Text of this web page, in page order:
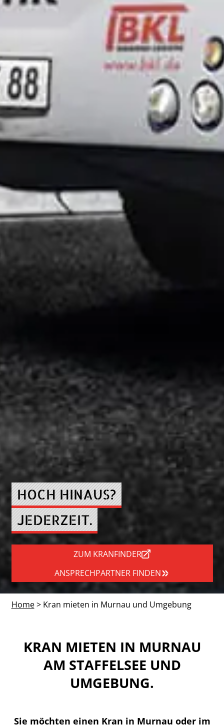
HOCH HINAUS?
JEDERZEIT.
ZUM KRANFINDER
ANSPRECHPARTNER FINDEN
Home> Kran mieten in Murnau und Umgebung
KRAN MIETEN IN MURNAU
AM STAFFELSEE UND
UMGEBUNG.
Sie möchten einen Kran in Murnau oder im